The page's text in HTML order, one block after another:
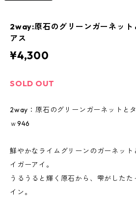
2way:原石のグリーンガーネット
アス
¥4,300
SOLD OUT
2way：原石のグリーンガーネットと
ｗ946
鮮やかなライムグリーンのガーネット
イガーアイ。
うるうると輝く原石から、雫がした
イン。